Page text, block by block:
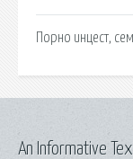
Порно инцест,
An Informative